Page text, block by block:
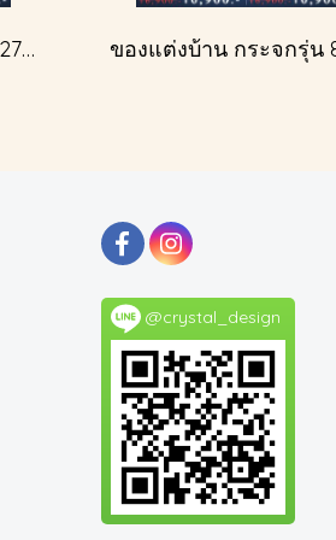
ของแต่งบ้าน กระจกรุ่น 827A สีเงินโบราณ
@crystal_design